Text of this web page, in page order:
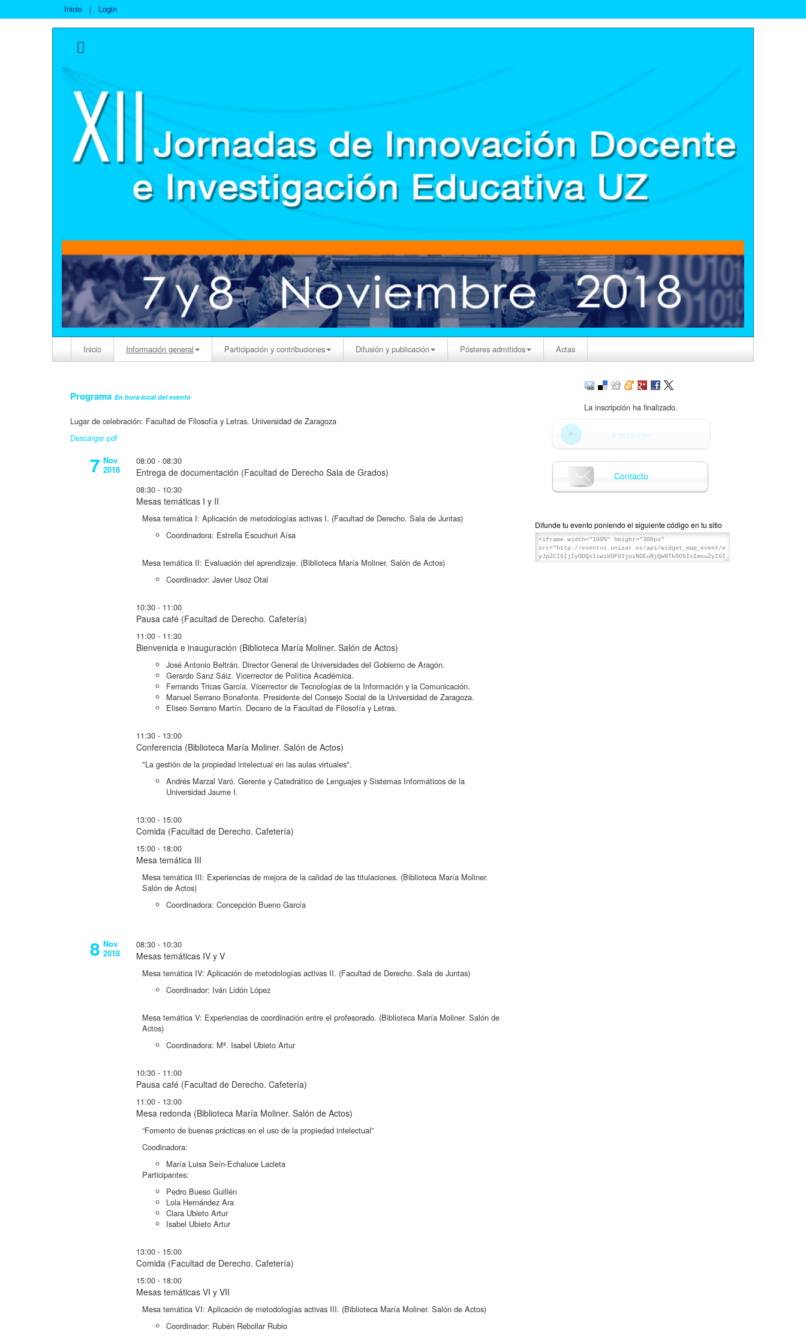
Inicio | Login
Inicio Información general Participación y contribuciones Difusión y publicación Pósteres admitidos Actas
Programa En hora local del evento
Lugar de celebración: Facultad de Filosofía y Letras. Universidad de Zaragoza
Descargar pdf
7 Nov
2018
08:00 - 08:30
Entrega de documentación (Facultad de Derecho Sala de Grados)
08:30 - 10:30
Mesas temáticas I y II
Mesa temática I: Aplicación de metodologías activas I. (Facultad de Derecho. Sala de Juntas)
Coordinadora: Estrella Escuchuri Aísa
Mesa temática II: Evaluación del aprendizaje. (Biblioteca María Moliner. Salón de Actos)
Coordinador: Javier Usoz Otal
10:30 - 11:00
Pausa café (Facultad de Derecho. Cafetería)
11:00 - 11:30
Bienvenida e inauguración (Biblioteca María Moliner. Salón de Actos)
José Antonio Beltrán. Director General de Universidades del Gobierno de Aragón.
Gerardo Sanz Sáiz. Vicerrector de Política Académica.
Fernando Tricas García. Vicerrector de Tecnologías de la Información y la Comunicación.
Manuel Serrano Bonafonte. Presidente del Consejo Social de la Universidad de Zaragoza.
Eliseo Serrano Martín. Decano de la Facultad de Filosofía y Letras.
11:30 - 13:00
Conferencia (Biblioteca María Moliner. Salón de Actos)
"La gestión de la propiedad intelectual en las aulas virtuales".
Andrés Marzal Varó. Gerente y Catedrático de Lenguajes y Sistemas Informáticos de la
Universidad Jaume I.
13:00 - 15:00
Comida (Facultad de Derecho. Cafetería)
15:00 - 18:00
Mesa temática III
Mesa temática III: Experiencias de mejora de la calidad de las titulaciones. (Biblioteca María Moliner.
Salón de Actos)
Coordinadora: Concepción Bueno García
8 Nov
2018
08:30 - 10:30
Mesas temáticas IV y V
Mesa temática IV: Aplicación de metodologías activas II. (Facultad de Derecho. Sala de Juntas)
Coordinador: Iván Lidón López
Mesa temática V: Experiencias de coordinación entre el profesorado. (Biblioteca María Moliner. Salón de
Actos)
Coordinadora: Mª. Isabel Ubieto Artur
10:30 - 11:00
Pausa café (Facultad de Derecho. Cafetería)
11:00 - 13:00
Mesa redonda (Biblioteca María Moliner. Salón de Actos)
“Fomento de buenas prácticas en el uso de la propiedad intelectual”
Coodinadora:
María Luisa Seín-Echaluce Lacleta
Participantes:
Pedro Bueso Guillén
Lola Hernández Ara
Clara Ubieto Artur
Isabel Ubieto Artur
13:00 - 15:00
Comida (Facultad de Derecho. Cafetería)
15:00 - 18:00
Mesas temáticas VI y VII
Mesa temática VI: Aplicación de metodologías activas III. (Biblioteca María Moliner. Salón de Actos)
Coordinador: Rubén Rebollar Rubio
La inscripción ha finalizado.
Inscribirse
Contacto
Difunde tu evento poniendo el siguiente código en tu sitio